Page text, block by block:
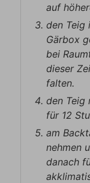
auf
den Teig
Gärbox
bei
dieser
falten.
den Teig
für 12
am
nehmen
danach